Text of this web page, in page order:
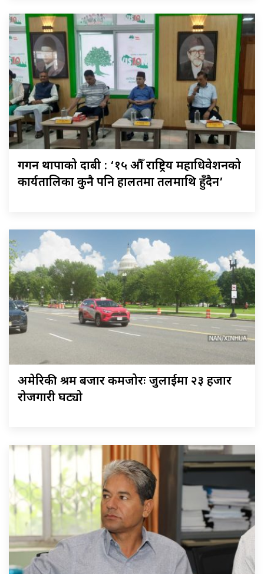
गगन थापाको दाबी : ‘१५ औँ राष्ट्रिय महाधिवेशनको
कार्यतालिका कुनै पनि हालतमा तलमाथि हुँदैन’
अमेरिकी श्रम बजार कमजोरः जुलाईमा २३ हजार
रोजगारी घट्यो